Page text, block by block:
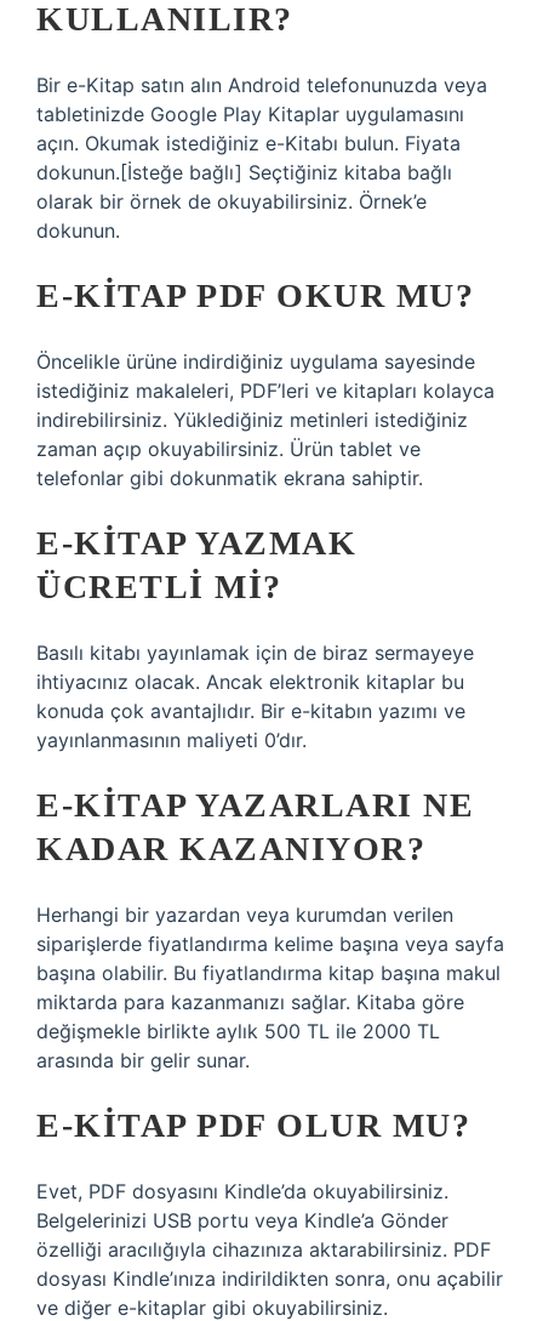
KULLANILIR?
Bir e-Kitap satın alın Android telefonunuzda veya
tabletinizde Google Play Kitaplar uygulamasını
açın. Okumak istediğiniz e-Kitabı bulun. Fiyata
dokunun.[İsteğe bağlı] Seçtiğiniz kitaba bağlı
olarak bir örnek de okuyabilirsiniz. Örnek’e
dokunun.
E-KITAP PDF OKUR MU?
Öncelikle ürüne indirdiğiniz uygulama sayesinde
istediğiniz makaleleri, PDF’leri ve kitapları kolayca
indirebilirsiniz. Yüklediğiniz metinleri istediğiniz
zaman açıp okuyabilirsiniz. Ürün tablet ve
telefonlar gibi dokunmatik ekrana sahiptir.
E-KITAP YAZMAK
ÜCRETLI MI?
Basılı kitabı yayınlamak için de biraz sermayeye
ihtiyacınız olacak. Ancak elektronik kitaplar bu
konuda çok avantajlıdır. Bir e-kitabın yazımı ve
yayınlanmasının maliyeti 0’dır.
E-KITAP YAZARLARI NE
KADAR KAZANIYOR?
Herhangi bir yazardan veya kurumdan verilen
siparişlerde fiyatlandırma kelime başına veya sayfa
başına olabilir. Bu fiyatlandırma kitap başına makul
miktarda para kazanmanızı sağlar. Kitaba göre
değişmekle birlikte aylık 500 TL ile 2000 TL
arasında bir gelir sunar.
E-KITAP PDF OLUR MU?
Evet, PDF dosyasını Kindle’da okuyabilirsiniz.
Belgelerinizi USB portu veya Kindle’a Gönder
özelliği aracılığıyla cihazınıza aktarabilirsiniz. PDF
dosyası Kindle’ınıza indirildikten sonra, onu açabilir
ve diğer e-kitaplar gibi okuyabilirsiniz.